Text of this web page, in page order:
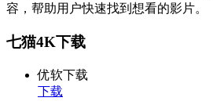
容，帮助用户快速找到想看的影片。
七猫4K下载
优软下载
下载